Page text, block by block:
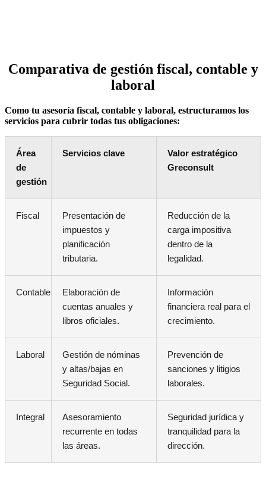
Comparativa de gestión fiscal, contable y
laboral
Como tu asesoría fiscal, contable y laboral, estructuramos los
servicios para cubrir todas tus obligaciones:
Área
de
gestión
Servicios clave
Valor estratégico
Greconsult
Fiscal
Presentación de
impuestos y
planificación
tributaria.
Reducción de la
carga impositiva
dentro de la
legalidad.
Contable
Elaboración de
cuentas anuales y
libros oficiales.
Información
financiera real para el
crecimiento.
Laboral
Gestión de nóminas
y altas/bajas en
Seguridad Social.
Prevención de
sanciones y litigios
laborales.
Integral
Asesoramiento
recurrente en todas
las áreas.
Seguridad jurídica y
tranquilidad para la
dirección.